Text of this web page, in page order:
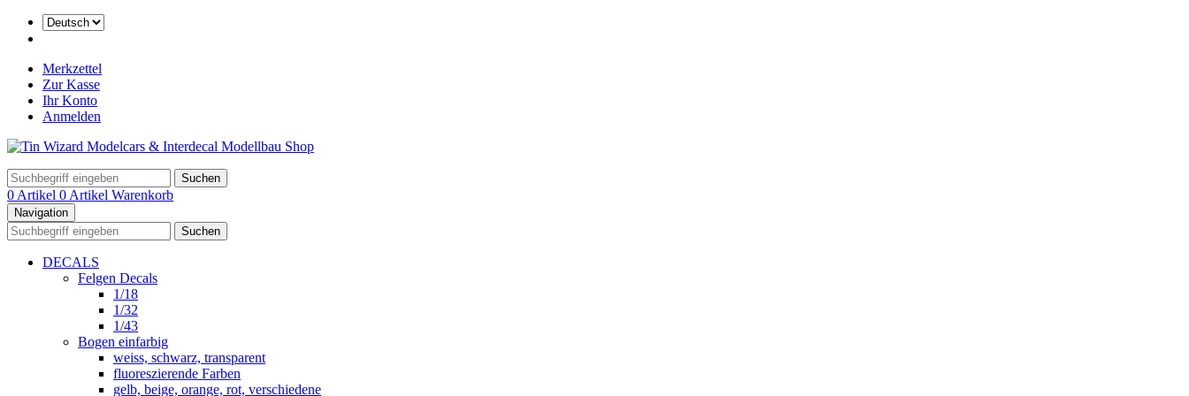
Merkzettel
Zur Kasse
Ihr Konto
Anmelden
Suchen
0 Artikel 0 Artikel Warenkorb
Navigation
Suchen
DECALS
Felgen Decals
1/18
1/32
1/43
Bogen einfarbig
weiss, schwarz, transparent
fluoreszierende Farben
gelb, beige, orange, rot, verschiedene